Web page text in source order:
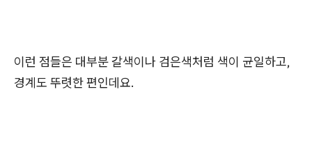
이런 점들은 대부분 갈색이나 검은색처럼 색이 균일하고,
경계도 뚜렷한 편인데요.